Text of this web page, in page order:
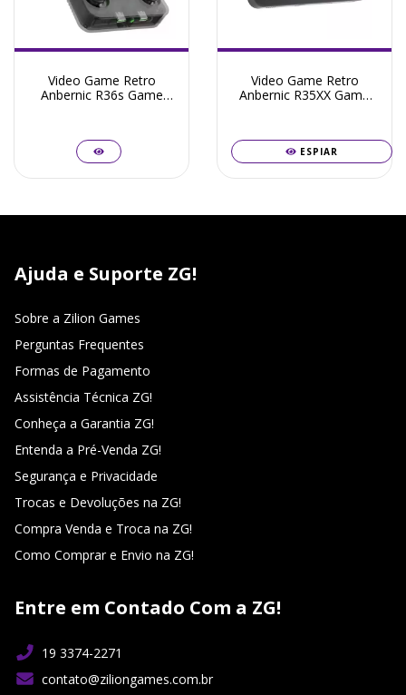
Video Game Retro
Anbernic R36s Game
Jogos Retro Box
Multijogos + Frete
Grátis + Garantia ZG!
Video Game Retro
Anbernic R35XX Game
Jogos Retro Box
Multijogos + Frete
Grátis + Garantia ZG!
ESPIAR
Ajuda e Suporte ZG!
Sobre a Zilion Games
Perguntas Frequentes
Formas de Pagamento
Assistência Técnica ZG!
Conheça a Garantia ZG!
Entenda a Pré-Venda ZG!
Segurança e Privacidade
Trocas e Devoluções na ZG!
Compra Venda e Troca na ZG!
Como Comprar e Envio na ZG!
Entre em Contado Com a ZG!
19 3374-2271
contato@ziliongames.com.br